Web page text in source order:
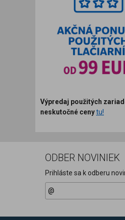
Výpredaj použitých
neskutočné cenytu!
ODBER NOVINIEK
Prihláste sa k odberu